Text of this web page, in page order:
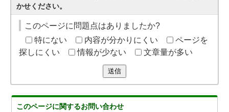
かせください。
このページに問題点はありましたか?
特にない
内容が分かりにくい
ページを
探しにくい
情報が少ない 文章量が多い
送信
このページに関するお問い合わせ